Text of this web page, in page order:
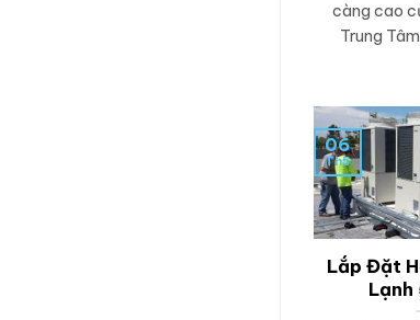
càng cao
Trung
Lắp Đặt
Lạnh
06
Th5